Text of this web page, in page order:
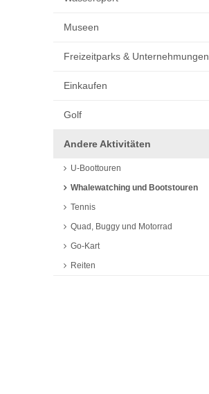
Museen
Freizeitparks & Unternehmungen
Einkaufen
Golf
Andere Aktivitäten
U-Boottouren
Whalewatching und Bootstouren
Tennis
Quad, Buggy und Motorrad
Go-Kart
Reiten